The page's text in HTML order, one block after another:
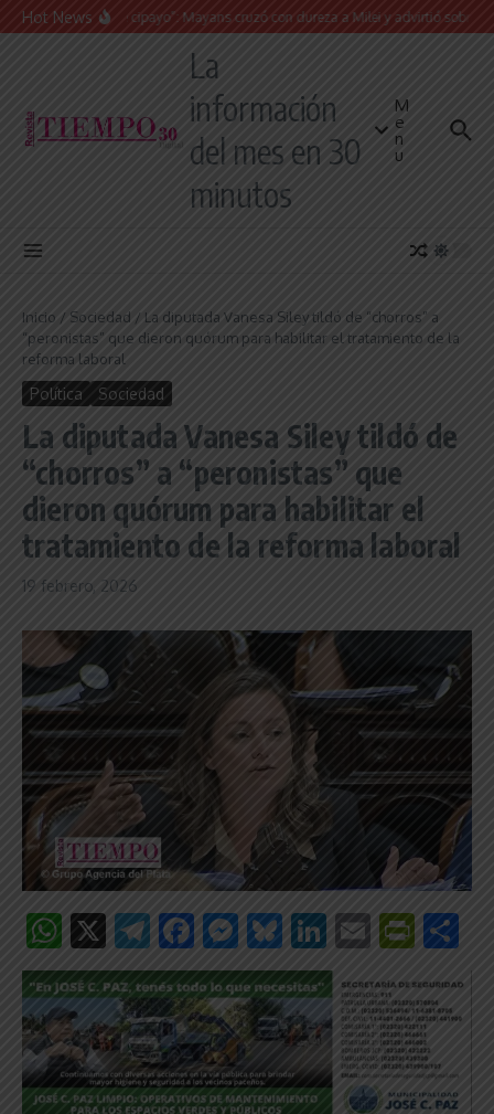
Saltar al contenido
Hot News
“Presidente cipayo”: Mayans cruzó con dureza a Milei y advirtió sobre un
La
información
del mes en 30
minutos
M
e
n
u
Inicio / Sociedad / La diputada Vanesa Siley tildó de “chorros” a
“peronistas” que dieron quórum para habilitar el tratamiento de la
reforma laboral
Política Sociedad
La diputada Vanesa Siley tildó de
“chorros” a “peronistas” que
dieron quórum para habilitar el
tratamiento de la reforma laboral
19 febrero, 2026
WhatsApp
X Telegram
Facebook
Messenger
Bluesky
LinkedIn
Email